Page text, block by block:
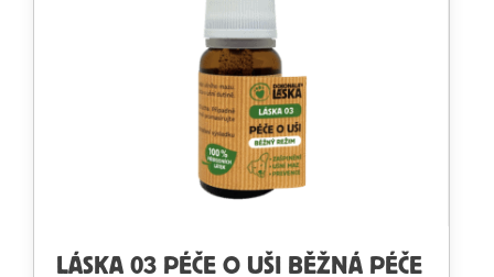
LÁSKA 03 PÉČE O UŠI BĚŽNÁ PÉČE